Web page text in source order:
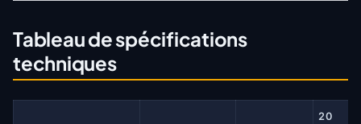
Tableau de spécifications
techniques
20